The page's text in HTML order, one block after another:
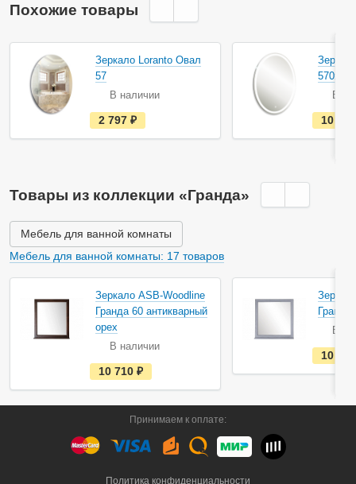
Похожие товары
Зеркало Loranto Овал
57
В наличии
е
с
т
л
и
2 797
570х77
В
10
Товары из коллекции «Гранда»
Мебель для ванной комнаты
Мебель для ванной комнаты: 17 товаров
Зеркало ASB-Woodline
Гранда 60 антикварный
орех
В наличии
е
с
т
н
л
и
и
10 710
Гранда
В
10
Принимаем к оплате:
Политика конфиденциальности